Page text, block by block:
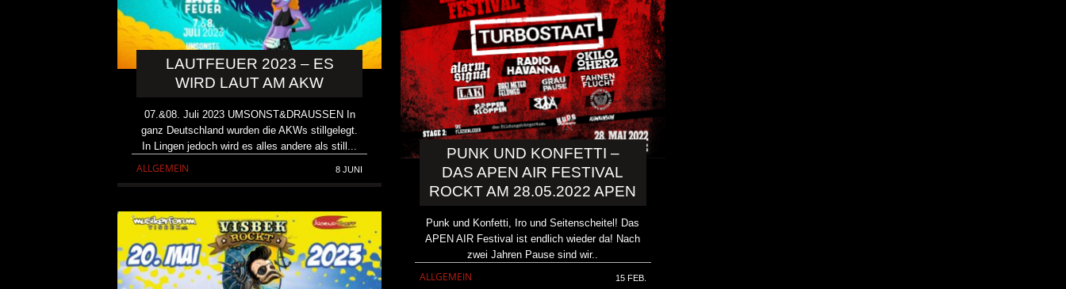
LAUTFEUER 2023 – ES
WIRD LAUT AM AKW
07.&08. Juli 2023 UMSONST&DRAUSSEN In
ganz Deutschland wurden die AKWs stillgelegt.
In Lingen jedoch wird es alles andere als still...
ALLGEMEIN 8 JUNI
PUNK UND KONFETTI –
DAS APEN AIR FESTIVAL
ROCKT AM 28.05.2022 APEN
Punk und Konfetti, Iro und Seitenscheitel! Das
APEN AIR Festival ist endlich wieder da! Nach
zwei Jahren Pause sind wir..
ALLGEMEIN 15 FEB.